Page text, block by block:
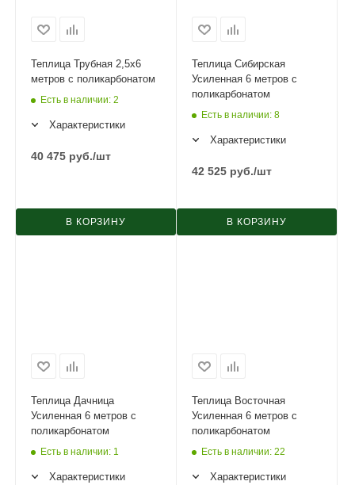
Теплица Трубная 2,5х6
метров с поликарбонатом
Есть в наличии: 2
Характеристики
40 475 руб./шт
В КОРЗИНУ
Теплица Сибирская
Усиленная 6 метров с
поликарбонатом
Есть в наличии: 8
Характеристики
42 525 руб./шт
В КОРЗИНУ
Теплица Дачница
Усиленная 6 метров с
поликарбонатом
Есть в наличии: 1
Характеристики
Теплица Восточная
Усиленная 6 метров с
поликарбонатом
Есть в наличии: 22
Характеристики